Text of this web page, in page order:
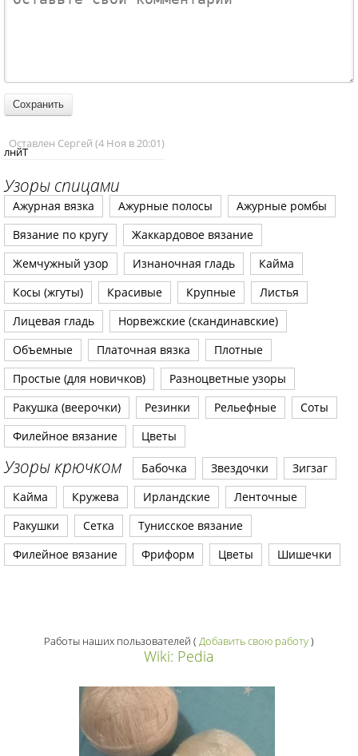
Оставлен Сергей (4 Ноя в 20:01)
лнйТ
Узоры спицами
Ажурная вязка Ажурные полосы
Ажурные ромбы
Вязание по кругу
Жаккардовое вязание
Жемчужный узор
Изнаночная гладь
Кайма
Косы (жгуты)
Красивые Крупные
Листья
Лицевая гладь
Норвежские (скандинавские)
Объемные
Платочная вязка
Плотные
Простые (для новичков)
Разноцветные узоры
Ракушка (веерочки)
Резинки Рельефные
Соты
Филейное вязание
Цветы
Узоры крючком Бабочка Звездочки
Зигзаг
Кайма
Кружева Ирландские
Ленточные
Ракушки
Сетка
Тунисское вязание
Филейное вязание
Фриформ Цветы Шишечки
Работы наших пользователей ( Добавить свою работу)
Wiki: Pedia